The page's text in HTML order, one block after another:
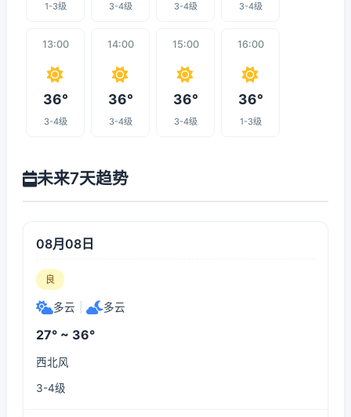
1-3级 3-4级 3-4级 3-4级
13:00
36°
3-4级
14:00
36°
3-4级
15:00
36°
3-4级
16:00
36°
1-3级
未来7天趋势
08月08日
良
多云 多云
27° ~ 36°
西北风
3-4级